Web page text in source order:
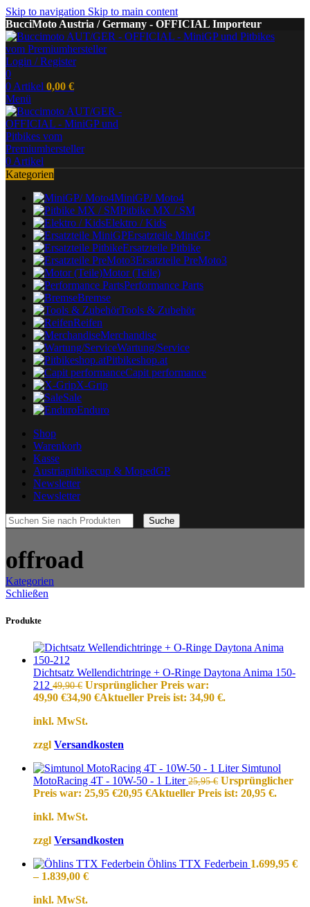
Skip to navigation Skip to main content
BucciMoto Austria / Germany - OFFICIAL Importeur
Login / Register
0
0 Artikel 0,00 €
Menü
0 Artikel
Kategorien
MiniGP/ Moto4
Pitbike MX / SM
Elektro / Kids
Ersatzteile MiniGP
Ersatzteile Pitbike
Ersatzteile PreMoto3
Motor (Teile)
Performance Parts
Bremse
Tools & Zubehör
Reifen
Merchandise
Wartung/Service
Pitbikeshop.at
Capit performance
X-Grip
Sale
Enduro
Shop
Warenkorb
Kasse
Austriapitbikecup & MopedGP
Newsletter
Newsletter
Suche
offroad
Kategorien
Schließen
Produkte
Dichtsatz Wellendichtringe + O-Ringe Daytona Anima 150-
212 49,90€ Ursprünglicher Preis war:
49,90 €34,90 €Aktueller Preis ist: 34,90 €.
inkl. MwSt.
zzgl Versandkosten
Simtunol
MotoRacing 4T - 10W-50 - 1 Liter25,95€ Ursprünglicher
Preis war: 25,95 €20,95 €Aktueller Preis ist: 20,95 €.
inkl. MwSt.
zzgl Versandkosten
Öhlins TTX Federbein 1.699,95 €
– 1.839,00 €
inkl. MwSt.